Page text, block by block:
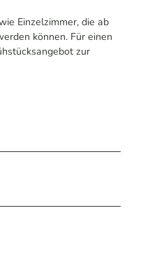
Einzelzimmer, die ab
können. Für einen
zur